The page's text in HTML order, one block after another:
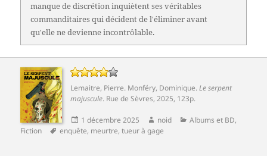
manque de discrétion inquiètent ses véritables
commanditaires qui décident de l'éliminer avant
qu'elle ne devienne incontrôlable.
Lemaitre, Pierre. Monféry, Dominique.Le serpent
majuscule. Rue de Sèvres, 2025, 123p.
Publié
le
1 décembre 2025 Auteur
noid Catégories
Albums et BD,
Fiction
Mots-
enquête, meurtre,tueur à gage